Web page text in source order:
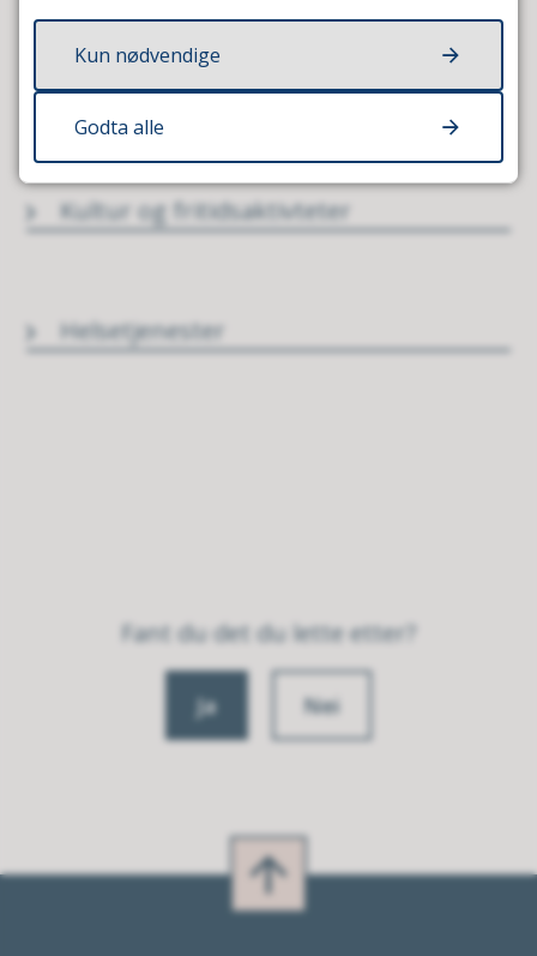
Skole
Kultur og fritidsaktivteter
Helsetjenester
Fant du det du lette etter?
Ja Nei
Kun nødvendige
Godta alle